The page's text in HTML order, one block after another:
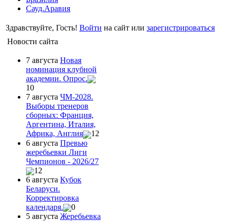
Сауд.Аравия
Здравствуйте, Гость! Войти на сайт или зарегистрироваться
Новости сайта
7 августа Новая
номинация клубной
академии. Опрос.
10
7 августа ЧМ-2028.
Выборы тренеров
сборных: Франция,
Аргентина, Италия,
Африка, Англия
12
6 августа Превью
жеребьевки Лиги
Чемпионов - 2026/27
12
6 августа Кубок
Беларуси.
Корректировка
календаря.
0
5 августа Жеребьевка